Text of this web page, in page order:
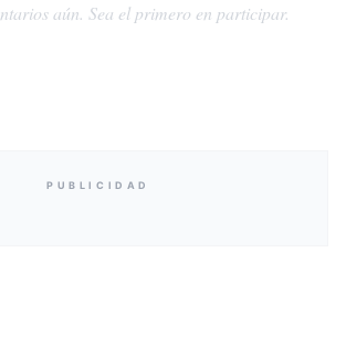
aún. Sea el primero en participar.
PUBLICIDAD